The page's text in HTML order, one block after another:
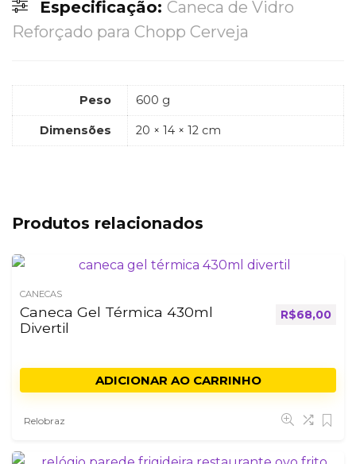
Especificação: Caneca de Vidro
Reforçado para Chopp Cerveja
Peso 600 g
Dimensões 20 × 14 × 12 cm
Produtos relacionados
CANECAS
Caneca Gel Térmica 430ml
Divertil
R$68,00
ADICIONAR AO CARRINHO
Relobraz